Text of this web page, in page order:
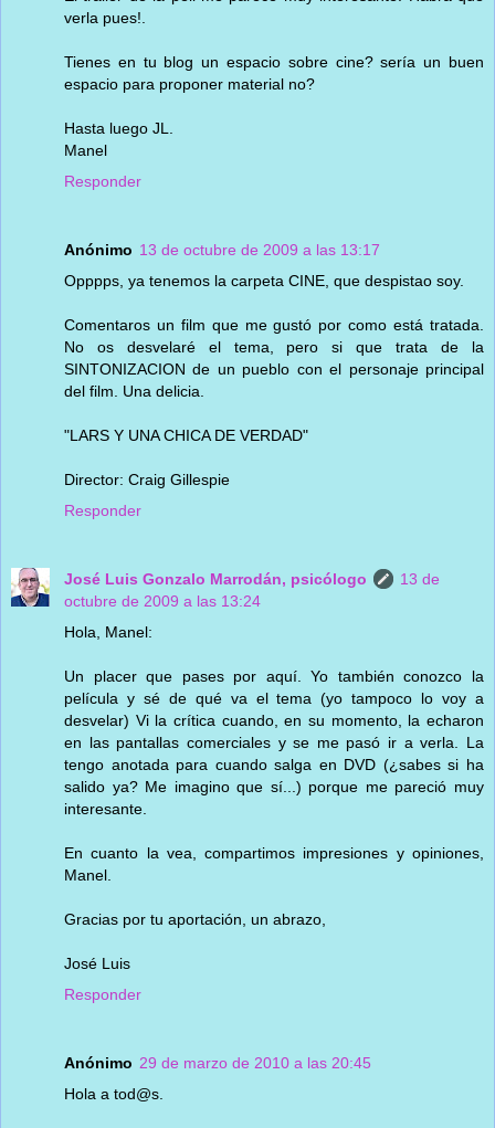
verla pues!.
Tienes en tu blog un espacio sobre cine? sería un buen
espacio para proponer material no?
Hasta luego JL.
Manel
Responder
Anónimo 13 de octubre de 2009 a las 13:17
Opppps, ya tenemos la carpeta CINE, que despistao soy.
Comentaros un film que me gustó por como está tratada.
No os desvelaré el tema, pero si que trata de la
SINTONIZACION de un pueblo con el personaje principal
del film. Una delicia.
"LARS Y UNA CHICA DE VERDAD"
Director: Craig Gillespie
Responder
José Luis Gonzalo Marrodán, psicólogo
13 de
octubre de 2009 a las 13:24
Hola, Manel:
Un placer que pases por aquí. Yo también conozco la
película y sé de qué va el tema (yo tampoco lo voy a
desvelar) Vi la crítica cuando, en su momento, la echaron
en las pantallas comerciales y se me pasó ir a verla. La
tengo anotada para cuando salga en DVD (¿sabes si ha
salido ya? Me imagino que sí...) porque me pareció muy
interesante.
En cuanto la vea, compartimos impresiones y opiniones,
Manel.
Gracias por tu aportación, un abrazo,
José Luis
Responder
Anónimo 29 de marzo de 2010 a las 20:45
Hola a tod@s.